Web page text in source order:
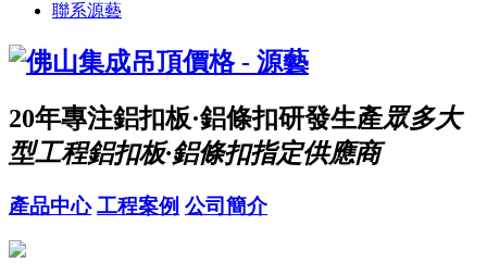
聯系源藝
20年專注鋁扣板·鋁條扣研發生產眾多大
型工程鋁扣板·鋁條扣指定供應商
產品中心 工程案例 公司簡介